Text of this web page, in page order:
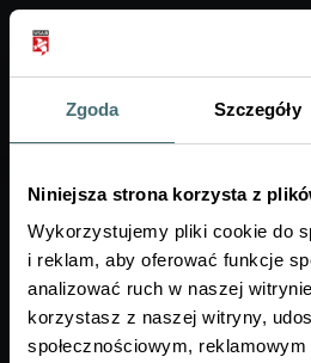
Zgoda Szczegóły
Niniejsza strona korzysta z
Wykorzystujemy pliki cookie do
i reklam, aby oferować funkcje
analizować ruch w naszej
korzystasz z naszej witryny,
społecznościowym,
Egzaminy na
– problem z
Nadawca:
Adresat:
Opublikowane: